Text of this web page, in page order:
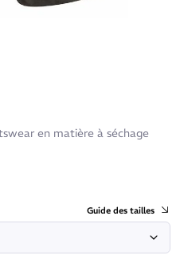
en matière à séchage
Guide des tailles